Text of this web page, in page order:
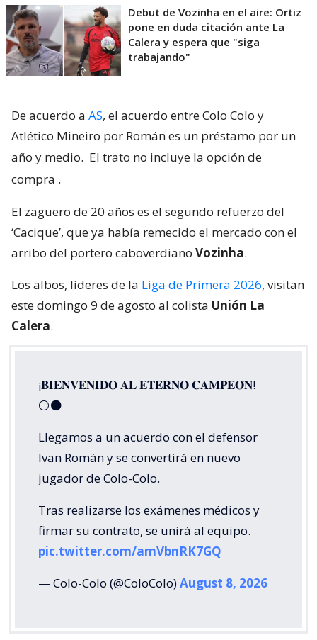
Debut de Vozinha en el aire: Ortiz
pone en duda citación ante La
Calera y espera que "siga
trabajando"
De acuerdo a AS, el acuerdo entre Colo Colo y
Atlético Mineiro por Román es un préstamo por un
año y medio. El trato no incluye la opción de
compra .
El zaguero de 20 años es el segundo refuerzo del
‘Cacique’, que ya había remecido el mercado con el
arribo del portero caboverdiano Vozinha.
Los albos, líderes de la Liga de Primera 2026, visitan
este domingo 9 de agosto al colista Unión La
Calera.
¡𝐁𝐈𝐄𝐍𝐕𝐄𝐍𝐈𝐃𝐎 𝐀𝐋 𝐄𝐓𝐄𝐑𝐍𝐎 𝐂𝐀𝐌𝐏𝐄𝐎́𝐍!
⚪⚫
Llegamos a un acuerdo con el defensor
Ivan Román y se convertirá en nuevo
jugador de Colo-Colo.
Tras realizarse los exámenes médicos y
firmar su contrato, se unirá al equipo.
pic.twitter.com/amVbnRK7GQ
— Colo-Colo (@ColoColo)August 8, 2026